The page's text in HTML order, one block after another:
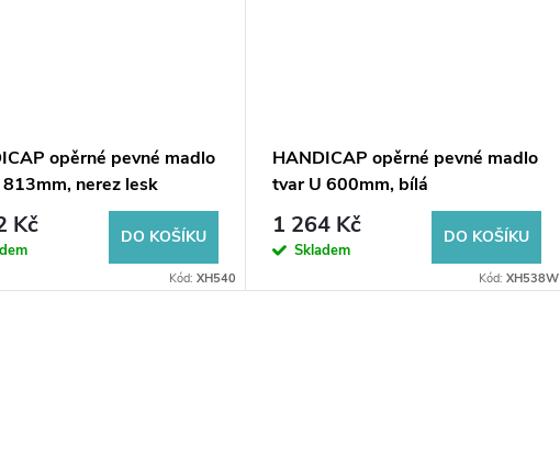
opěrné pevné madlo
nerez lesk
Kč DO KOŠÍKU
Kód: XH540
HANDICAP opěrné pevné madlo
tvar U 600mm, bílá
1 264 Kč
Skladem
DO KOŠÍKU
Kód: XH538W